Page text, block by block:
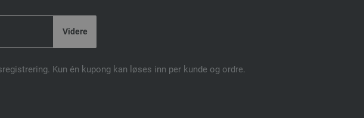
Kun én kupong kan løses inn per kunde og ordre.